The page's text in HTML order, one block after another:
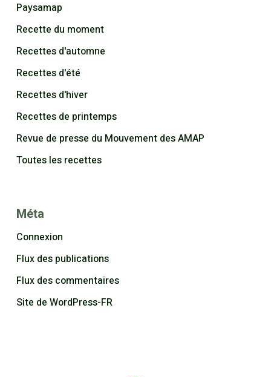
Paysamap
Recette du moment
Recettes d'automne
Recettes d'été
Recettes d'hiver
Recettes de printemps
Revue de presse du Mouvement des AMAP
Toutes les recettes
Méta
Connexion
Flux des publications
Flux des commentaires
Site de WordPress-FR